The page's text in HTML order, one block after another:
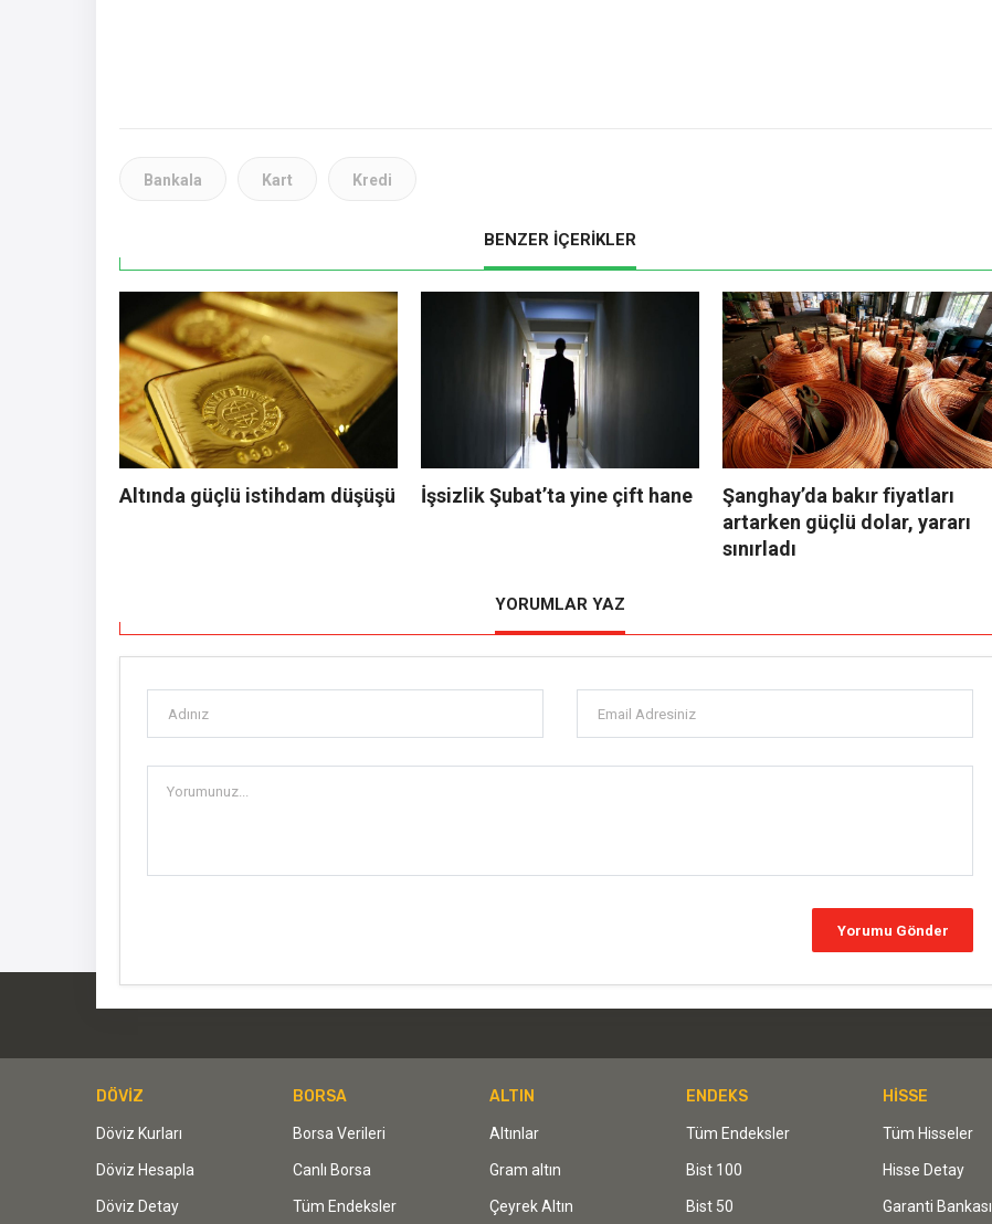
Bankala Kart Kredi
BENZER İÇERİKLER
Altında güçlü istihdam düşüşü İşsizlik Şubat’ta yine çift hane
Şanghay’da bakır fiyatları
artarken güçlü dolar, yararı
sınırladı
YORUMLAR YAZ
DÖVİZ
Döviz Kurları
Döviz Hesapla
Döviz Detay
BORSA
Borsa Verileri
Canlı Borsa
Tüm Endeksler
ALTIN
Altınlar
Gram altın
Çeyrek Altın
ENDEKS
Tüm Endeksler
Bist 100
Bist 50
HİSSE
Tüm Hisseler
Hisse Detay
Garanti Bankası